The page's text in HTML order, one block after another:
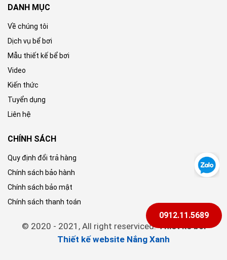
DANH MỤC
Về chúng tôi
Dịch vụ bể bơi
Mẫu thiết kế bể bơi
Video
Kiến thức
Tuyển dụng
Liên hệ
CHÍNH SÁCH
Quy định đổi trả hàng
Chính sách bảo hành
Chính sách bảo mật
Chính sách thanh toán
© 2020 - 2021, All right reserviced.Thiết kế bởi
Thiết kế website Nắng Xanh
0912.11.5689